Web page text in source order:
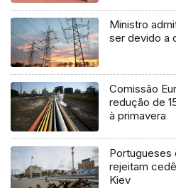
Ministro
ser devido a
Comissão
redução de
à primavera
Portugueses
rejeitam
Kiev